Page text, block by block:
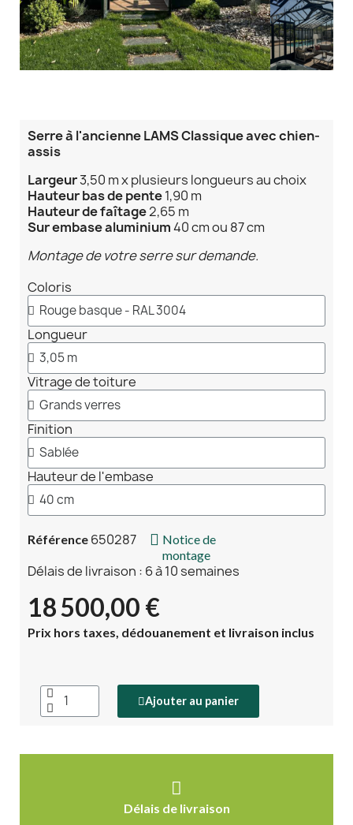
Serre à l'ancienne LAMS Classique avec chien-
assis
Largeur3,50 m x plusieurs longueurs au choix
Hauteur bas depente1,90 m
Hauteur de faîtage2,65 m
Sur embase aluminium40 cm ou 87 cm
Montage de votre serre sur demande.
Coloris
Longueur
Vitrage de toiture
Finition
Hauteur de l'embase
Référence 650287
Notice de
montage
Délais de livraison : 6 à 10 semaines
18 500,00 €
Prix hors taxes, dédouanement et livraison inclus
Ajouter au panier
Délais de livraison